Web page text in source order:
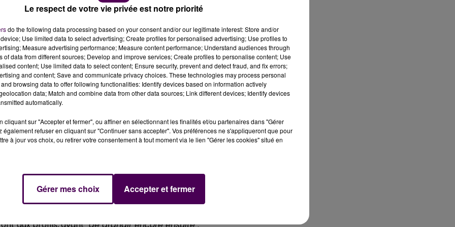
à Loué : l'entreprise Europ'Equipement, qui opère
et recrute.
et la maintenance d’unité de production de béton,
de reprendre l’ensemble immobilier de l’ancienne
nos fabrications,
implantées dans une vingtaine de pays etfaire de la
certain nombre de professionnels dans différents
site et ainsi participer à la vie locale". La société fait
industriels, de chaudronniers et de soudeurs
Le respect de votre vie privée est notre priorité
do the following data processing based on your consent and/or our legitimate interest: Store and/or
Use limited data to select advertising; Create profiles for personalised advertising; Use profiles to
Measure advertising performance; Measure content performance; Understand audiences through
of data from different sources; Develop and improve services; Create profiles to personalise content; Use
content; Use limited data to select content; Ensure security, prevent and detect fraud, and fix errors;
and content; Save and communicate privacy choices. These technologies may process personal
browsing data to offer following functionalities: Identify devices based on information actively
data; Match and combine data from other data sources; Link different devices; Identify devices
automatically.
cliquant sur "Accepter et fermer", ou affiner en sélectionnant les finalités et/ou partenaires dans "Gérer
également refuser en cliquant sur "Continuer sans accepter". Vos préférences ne s'appliqueront que pour
à jour vos choix, ou retirer votre consentement à tout moment via le lien "Gérer les cookies" situé en
Gérer mes choix Accepter et fermer